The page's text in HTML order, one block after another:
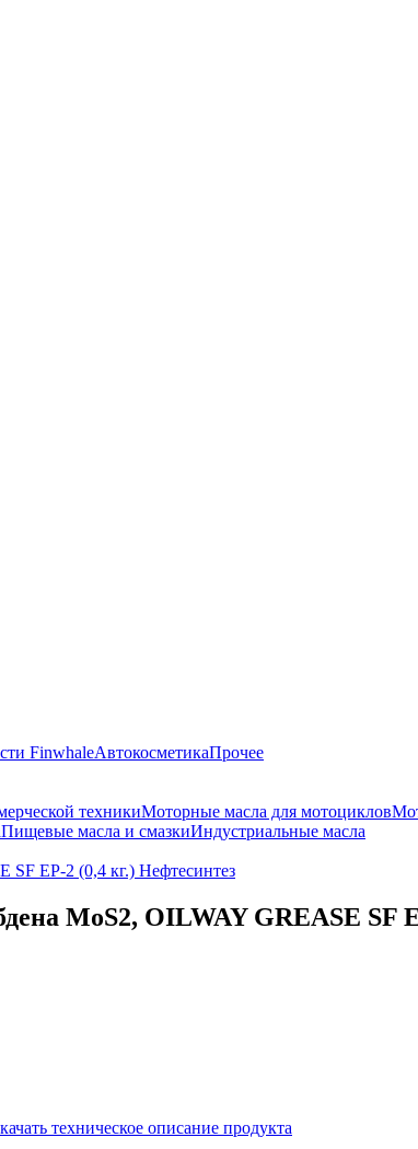
FinwhaleАвтокосметикаПрочее
техникиМоторные масла для мотоциклов
Пищевые масла и смазкиИндустриальные масла
EP-2 (0,4 кг.) Нефтесинтез
MoS2, OILWAY GREASE SF
техническое описание продукта